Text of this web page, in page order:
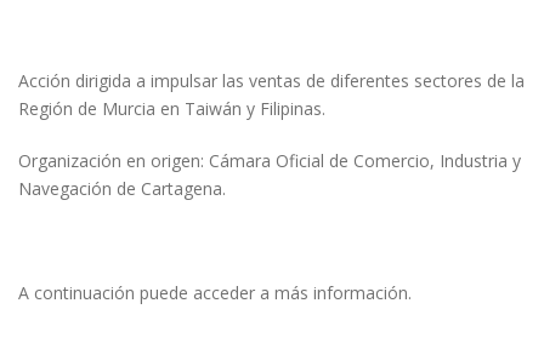
Acción dirigida a impulsar las ventas de diferentes sectores de la
Región de Murcia en Taiwán y Filipinas.
Organización en origen: Cámara Oficial de Comercio, Industria y
Navegación de Cartagena.
A continuación puede acceder a más información.